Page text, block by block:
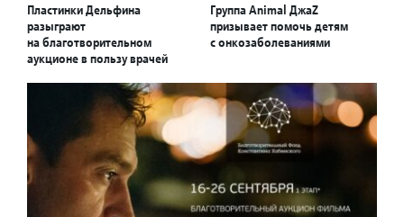
Пластинки Дельфина
разыграют
на благотворительном
аукционе в пользу врачей
Группа Animal ДжаZ
призывает помочь детям
с онкозаболеваниями